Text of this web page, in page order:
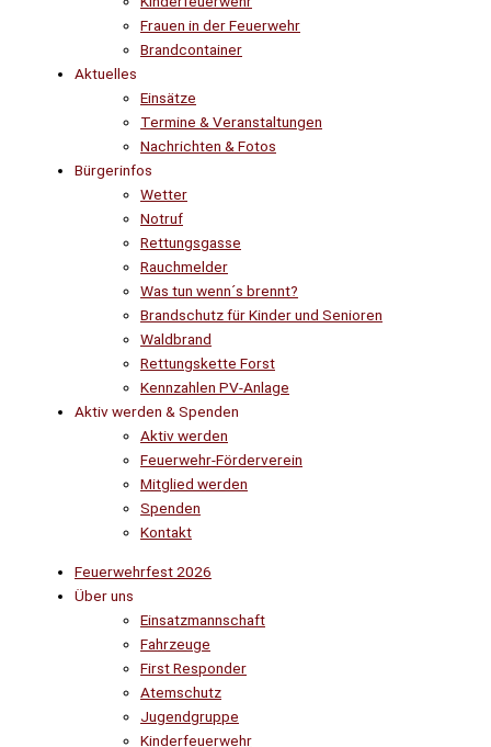
Frauen in der Feuerwehr
Brandcontainer
Aktuelles
Einsätze
Termine & Veranstaltungen
Nachrichten & Fotos
Bürgerinfos
Wetter
Notruf
Rettungsgasse
Rauchmelder
Was tun wenn´s brennt?
Brandschutz für Kinder und Senioren
Waldbrand
Rettungskette Forst
Kennzahlen PV-Anlage
Aktiv werden & Spenden
Aktiv werden
Feuerwehr-Förderverein
Mitglied werden
Spenden
Kontakt
Feuerwehrfest 2026
Über uns
Einsatzmannschaft
Fahrzeuge
First Responder
Atemschutz
Jugendgruppe
Kinderfeuerwehr